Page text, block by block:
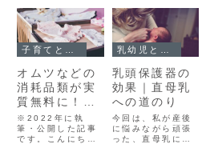
オムツなどの
消耗品類が実
質無料に！｜
アカチャンホ
ンポと楽天を
活用してベビ
※2022年に執
筆・公開した記事
です。こんにち
乳頭保護器の
効果｜直母乳
への道のり
今回は、私が産後
に悩みながら頑張
った、直母乳にな